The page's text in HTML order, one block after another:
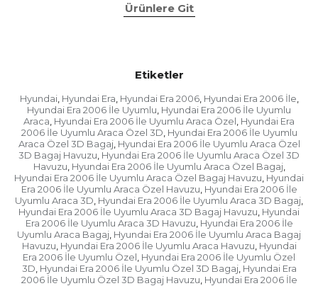
Ürünlere Git
Etiketler
Hyundai, Hyundai Era Hyundai Era 2006, Hyundai Era 2006 İle
Hyundai Era 2006 İle Uyumlu Hyundai Era 2006 İle Uyumlu
Araca Hyundai Era 2006 İle Uyumlu Araca Özel Hyundai Era
2006 İle Uyumlu Araca Özel 3D Hyundai Era 2006 İle Uyumlu
Araca Özel 3D Bagaj, Hyundai Era 2006 İle Uyumlu Araca Özel
3D Bagaj Havuzu Hyundai Era 2006 İle Uyumlu Araca Özel 3D
Havuzu Hyundai Era 2006 İle Uyumlu Araca Özel Bagaj,
Hyundai Era 2006 İle Uyumlu Araca Özel Bagaj Havuzu Hyundai
Era 2006 İle Uyumlu Araca Özel Havuzu Hyundai Era 2006 İle
Uyumlu Araca 3D Hyundai Era 2006 İle Uyumlu Araca 3D Bagaj
Hyundai Era 2006 İle Uyumlu Araca 3D Bagaj Havuzu Hyundai
Era 2006 İle Uyumlu Araca 3D Havuzu Hyundai Era 2006 İle
Uyumlu Araca Bagaj Hyundai Era 2006 İle Uyumlu Araca Bagaj
Havuzu Hyundai Era 2006 İle Uyumlu Araca Havuzu Hyundai
Era 2006 İle Uyumlu Özel Hyundai Era 2006 İle Uyumlu Özel
3D Hyundai Era 2006 İle Uyumlu Özel 3D Bagaj, Hyundai Era
2006 İle Uyumlu Özel 3D Bagaj Havuzu Hyundai Era 2006 İle